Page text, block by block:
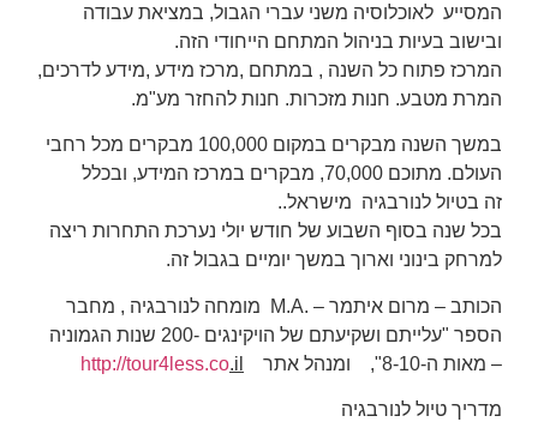
המסייע לאוכלוסיה משני עברי הגבול, במציאת עבודה
ובישוב בעיות בניהול המתחם הייחודי הזה.
המרכז פתוח כל השנה , במתחם ,מרכז מידע ,מידע לדרכים,
המרת מטבע. חנות מזכרות. חנות להחזר מע"מ.
במשך השנה מבקרים במקום 100,000 מבקרים מכל רחבי
העולם. מתוכם 70,000, מבקרים במרכז המידע, ובכלל
זה בטיול לנורבגיה מישראל..
בכל שנה בסוף השבוע של חודש יולי נערכת התחרות ריצה
למרחק בינוני וארוך במשך יומיים בגבול זה.
הכותב – מרום איתמר – .M.A מומחה לנורבגיה , מחבר
הספר "עלייתם ושקיעתם של הויקינגים -200 שנות הגמוניה
– מאות ה-8-10", ומנהל אתר
http://tour4less.co.il
מדריך טיול לנורבגיה